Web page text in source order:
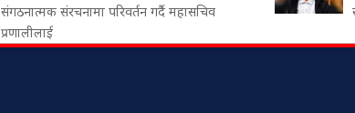
संगठनात्मक संरचनामा परिवर्तन गर्दै महासचिव
प्रणालीलाई